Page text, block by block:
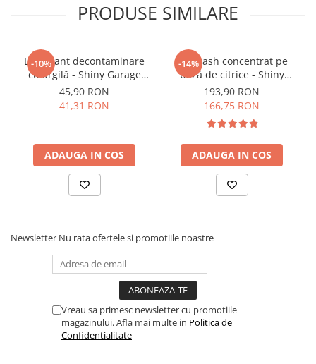
Recomandari: Cu cât spuma rămâne un timp mai
indepărtarea murdăriei.
PRODUSE SIMILARE
-10%
Lubrifiant decontaminare
cu argilă - Shiny Garage
Smooth Clay Lube (500ml)
45,90 RON
41,31 RON
ADAUGA IN COS
-14%
Pre-wash concentrat pe
bază de citrice - Shiny
Garage Citrus Infused TFR
(5L)
193,90 RON
166,75 RON
ADAUGA IN COS
Newsletter Nu rata ofertele si promotiile noastre
Vreau sa primesc newsletter cu promotiile
magazinului. Afla mai multe in Politica de
Confidentialitate